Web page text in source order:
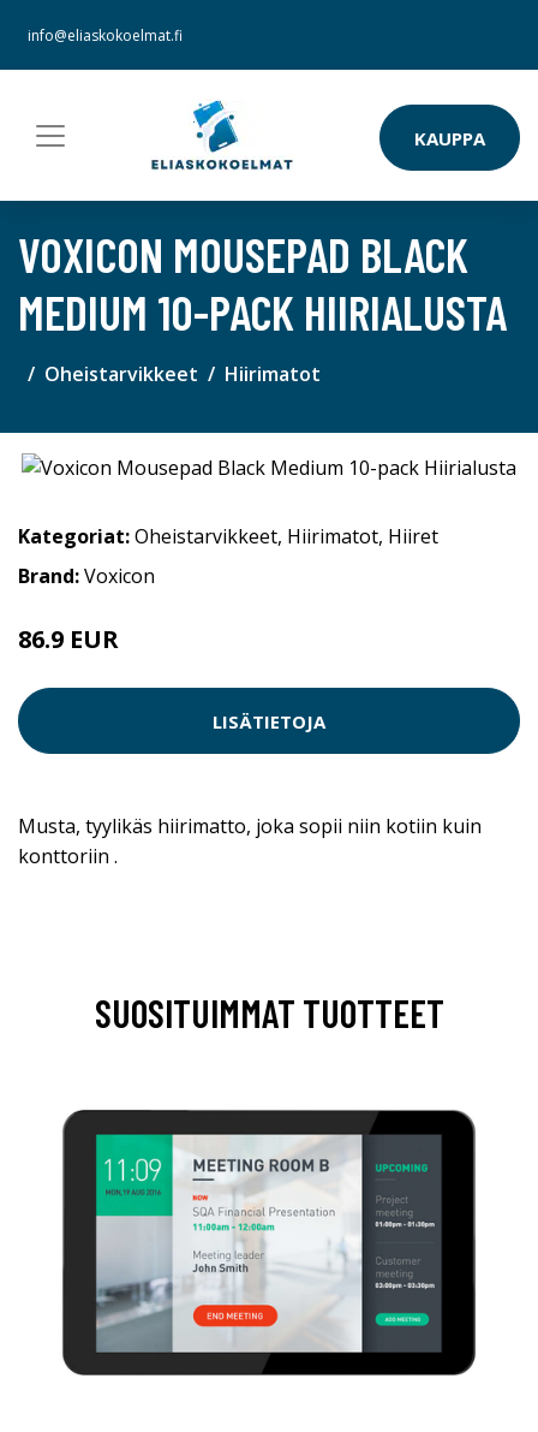
info@eliaskokoelmat.fi
KAUPPA
VOXICON MOUSEPAD BLACK
MEDIUM 10-PACK HIIRIALUSTA
Oheistarvikkeet Hiirimatot
Kategoriat:Oheistarvikkeet, Hiirimatot, Hiiret
Brand:Voxicon
86.9 EUR
LISÄTIETOJA
Musta, tyylikäs hiirimatto, joka sopii niin kotiin kuin
konttoriin .
SUOSITUIMMAT TUOTTEET